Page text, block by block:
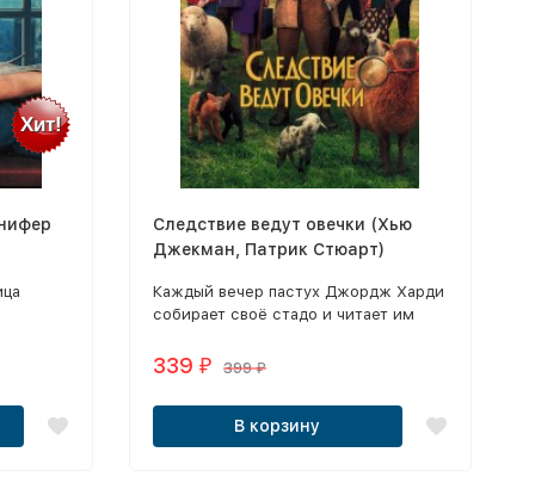
Хит!
Следствие ведут овечки (Хью
Джекман, Патрик Стюарт)
Каждый вечер пастух Джордж Харди
собирает своё стадо и читает им
что овцы не понимают ни слова.
339 ₽ 399₽
В корзину